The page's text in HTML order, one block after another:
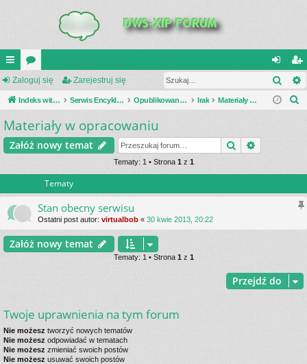
UI
C
K
_L
or
a
al
og
ar
ej
ę
Zaloguj się Zarejestruj się
Indeks witryny Serwis Encyklopedia Uzbrojenia Opublikowane zestawienia Irak Materiały w opracowaniu
j
Materiały w opracowaniu
Załóż nowy temat Szukaj
Tematy: 1 • Strona 1 z 1
Tematy
Stan obecny serwisu
Ostatni post autor: virtualbob « 30 kwie 2013, 20:22
Załóż nowy temat
Tematy: 1 • Strona 1 z 1
Przejdź do
Twoje uprawnienia na tym forum
Nie możesz tworzyć nowych tematów
Nie możesz odpowiadać w tematach
Nie możesz zmieniać swoich postów
Nie możesz usuwać swoich postów